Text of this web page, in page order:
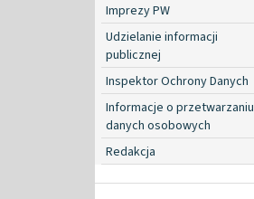
Imprezy PW
Udzielanie informacji
publicznej
Inspektor Ochrony Danych
Informacje o przetwarzaniu
danych osobowych
Redakcja